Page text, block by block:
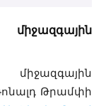
Թրամփի